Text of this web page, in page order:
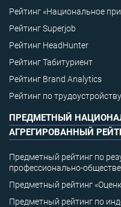
Рейтинг «Национальное
Рейтинг Superjob
Рейтинг HeadHunter
Рейтинг Табитуриент
Рейтинг Brand Analytics
Рейтинг по
ПРЕДМЕТНЫЙ
АГРЕГИРОВАННЫЙ
Предметный рейтинг по
профессионально-
Предметный рейтинг
Предметный рейтинг по